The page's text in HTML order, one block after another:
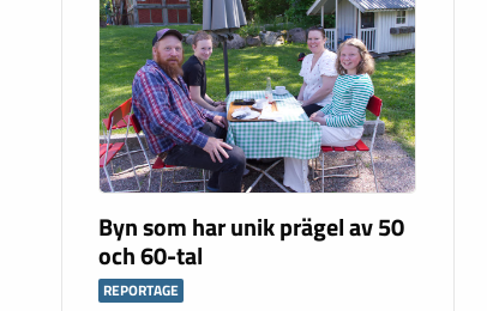
Byn som har unik prägel av 50
och 60-tal
REPORTAGE